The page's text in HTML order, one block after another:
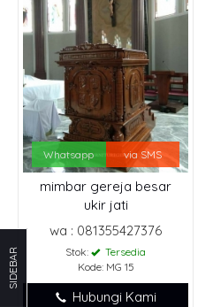
Whatsapp via SMS
mimbar gereja besar
ukir jati
wa : 081355427376
Stok:
Tersedia
Kode: MG 15
Hubungi Kami
SIDEBAR